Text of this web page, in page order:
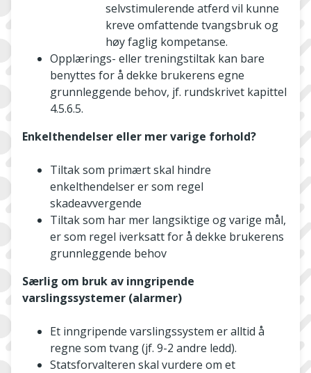
selvstimulerende atferd vil kunne
kreve omfattende tvangsbruk og
høy faglig kompetanse.
Opplærings- eller treningstiltak kan bare
benyttes for å dekke brukerens egne
grunnleggende behov, jf. rundskrivet kapittel
4.5.6.5.
Enkelthendelser eller mer varige forhold?
Tiltak som primært skal hindre
enkelthendelser er som regel
skadeavvergende
Tiltak som har mer langsiktige og varige mål,
er som regel iverksatt for å dekke brukerens
grunnleggende behov
Særlig om bruk av inngripende
varslingssystemer (alarmer)
Et inngripende varslingssystem er alltid å
regne som tvang (jf. 9-2 andre ledd).
Statsforvalteren skal vurdere om et